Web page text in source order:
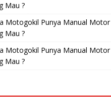
Mau ?
Motogokil Punya Manual Motor
Mau ?
Motogokil Punya Manual Motor
Mau ?